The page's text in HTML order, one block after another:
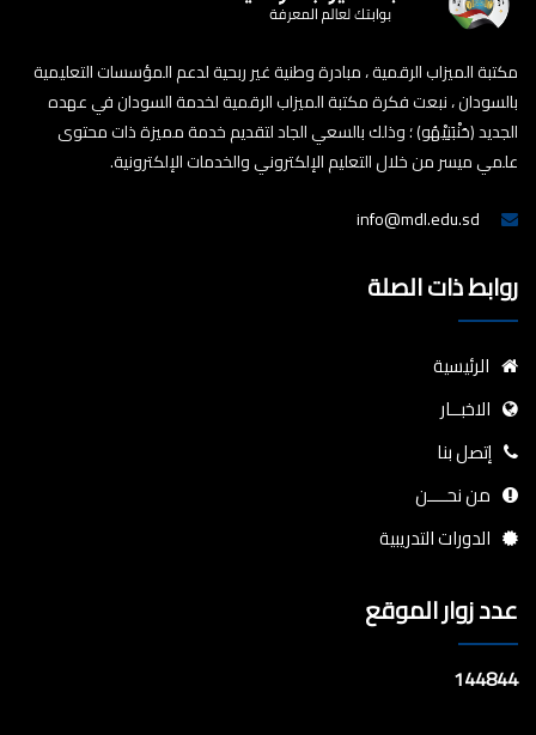
مكتبة الميزاب الرقمية ، مبادرة وطنية غير ربحية لدعم المؤسسات التعليمية
بالسودان ، نبعت فكرة مكتبة الميزاب الرقمية لخدمة السودان في عهده
الجديد (حَنْبَنِيْهُو) ؛ وذلك بالسعي الجاد لتقديم خدمة مميزة ذات محتوى
علمي ميسر من خلال التعليم الإلكتروني والخدمات الإلكترونية.
info@mdl.edu.sd
روابط ذات الصلة
الرئيسية
الاخبــار
إتصل بنا
من نحــــن
الدورات التدريبية
عدد زوار الموقع
144844